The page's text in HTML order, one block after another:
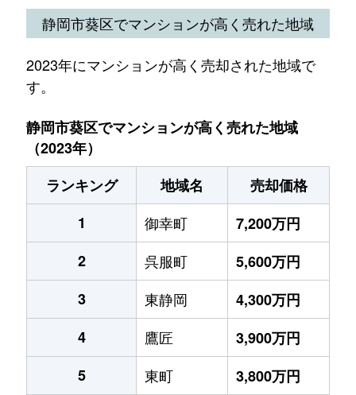
静岡市葵区でマンションが高く売れた地域
2023年にマンションが高く売却された地域で
す。
静岡市葵区でマンションが高く売れた地域
（2023年）
ランキング
地域名
売却価格
1
御幸町
7,200万円
2
呉服町
5,600万円
3
東静岡
4,300万円
4
鷹匠
3,900万円
5
東町
3,800万円